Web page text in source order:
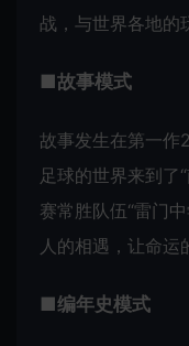
战，与世界各地的
■故事模式
故事发生在第一作
足球的世界来到了
赛常胜队伍“雷门
人的相遇，让命
■编年史模式